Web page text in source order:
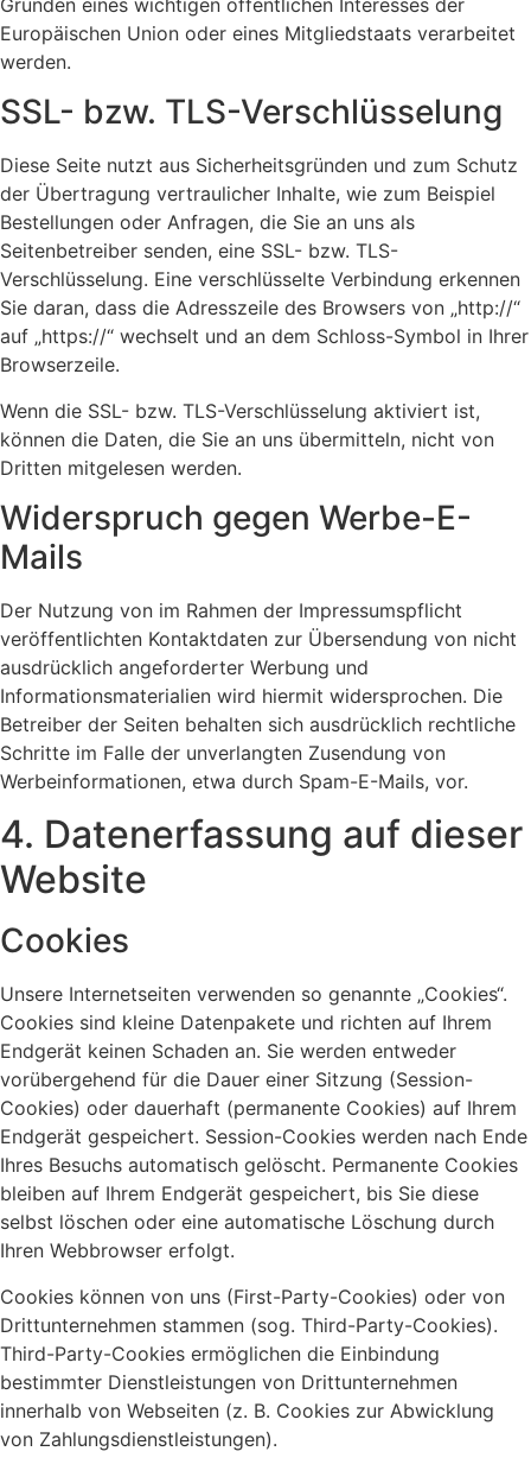
Europäischen Union oder eines Mitgliedstaats verarbeitet
werden.
SSL- bzw. TLS-Verschlüsselung
Diese Seite nutzt aus Sicherheitsgründen und zum Schutz
der Übertragung vertraulicher Inhalte, wie zum Beispiel
Bestellungen oder Anfragen, die Sie an uns als
Seitenbetreiber senden, eine SSL- bzw. TLS-
Verschlüsselung. Eine verschlüsselte Verbindung erkennen
Sie daran, dass die Adresszeile des Browsers von „http://“
auf „https://“ wechselt und an dem Schloss-Symbol in Ihrer
Browserzeile.
Wenn die SSL- bzw. TLS-Verschlüsselung aktiviert ist,
können die Daten, die Sie an uns übermitteln, nicht von
Dritten mitgelesen werden.
Widerspruch gegen Werbe-E-
Mails
Der Nutzung von im Rahmen der Impressumspflicht
veröffentlichten Kontaktdaten zur Übersendung von nicht
ausdrücklich angeforderter Werbung und
Informationsmaterialien wird hiermit widersprochen. Die
Betreiber der Seiten behalten sich ausdrücklich rechtliche
Schritte im Falle der unverlangten Zusendung von
Werbeinformationen, etwa durch Spam-E-Mails, vor.
4. Datenerfassung auf dieser
Website
Cookies
Unsere Internetseiten verwenden so genannte „Cookies“.
Cookies sind kleine Datenpakete und richten auf Ihrem
Endgerät keinen Schaden an. Sie werden entweder
vorübergehend für die Dauer einer Sitzung (Session-
Cookies) oder dauerhaft (permanente Cookies) auf Ihrem
Endgerät gespeichert. Session-Cookies werden nach Ende
Ihres Besuchs automatisch gelöscht. Permanente Cookies
bleiben auf Ihrem Endgerät gespeichert, bis Sie diese
selbst löschen oder eine automatische Löschung durch
Ihren Webbrowser erfolgt.
Cookies können von uns (First-Party-Cookies) oder von
Drittunternehmen stammen (sog. Third-Party-Cookies).
Third-Party-Cookies ermöglichen die Einbindung
bestimmter Dienstleistungen von Drittunternehmen
innerhalb von Webseiten (z. B. Cookies zur Abwicklung
von Zahlungsdienstleistungen).